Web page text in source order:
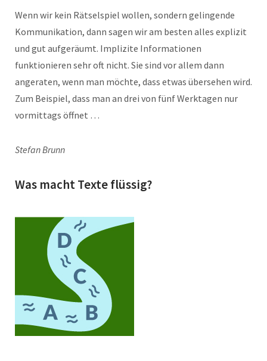
Wenn wir kein Rätselspiel wollen, sondern gelingende
Kommunikation, dann sagen wir am besten alles explizit
und gut aufgeräumt. Implizite Informationen
funktionieren sehr oft nicht. Sie sind vor allem dann
angeraten, wenn man möchte, dass etwas übersehen wird.
Zum Beispiel, dass man an drei von fünf Werktagen nur
vormittags öffnet …
Stefan Brunn
Was macht Texte flüssig?